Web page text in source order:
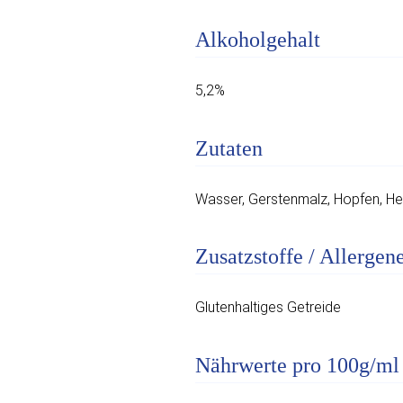
Alkoholgehalt
5,2%
Zutaten
Wasser, Gerstenmalz, Hopfen,
Zusatzstoffe /
Glutenhaltiges Getreide
Nährwerte pro 100g/ml